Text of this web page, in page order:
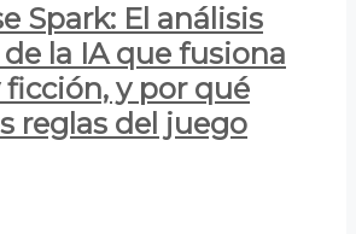
Spark: El análisis
la IA que fusiona
ficción, y por qué
reglas del juego